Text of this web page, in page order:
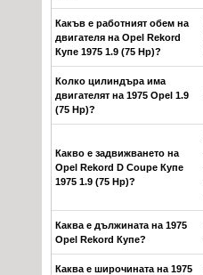
Какъв е работният обем на
двигателя на Opel Rekord
Купе 1975 1.9 (75 Hp)?
Колко цилиндъра има
двигателят на 1975 Opel 1.9
(75 Hp)?
Какво е задвижването на
Opel Rekord D Coupe Купе
1975 1.9 (75 Hp)?
Каква е дължината на 1975
Opel Rekord Купе?
Каква е широчината на 1975